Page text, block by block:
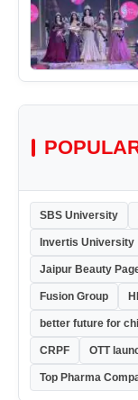
SBS University
Invertis University
Jaipur Beauty
Fusion Group
better future for
CRPF OTT
Top Pharma